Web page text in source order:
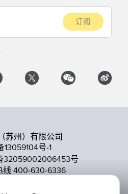
苏州）有限公司
13059104号-1
32059002006453号
线 400-630-6336